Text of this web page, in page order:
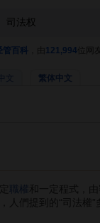
管百科 121,994 位网
繁体中文
職權
和一定程式，
人們提到的“司法